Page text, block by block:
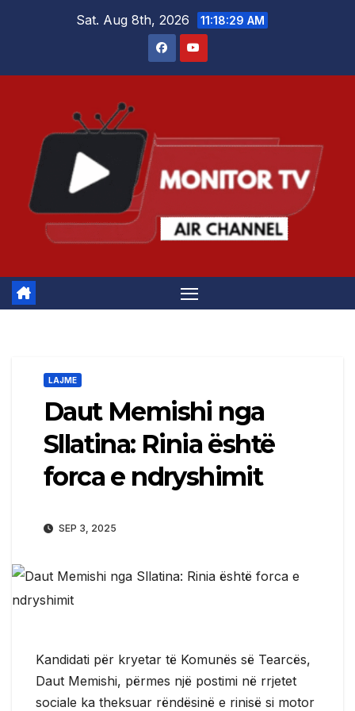
Sat. Aug 8th, 2026 11:18:30 AM
LAJME
Daut Memishi nga
Sllatina: Rinia është
forca e ndryshimit
SEP 3, 2025
Kandidati për kryetar të Komunës së Tearcës,
Daut Memishi, përmes një postimi në rrjetet
sociale ka theksuar rëndësinë e rinisë si motor